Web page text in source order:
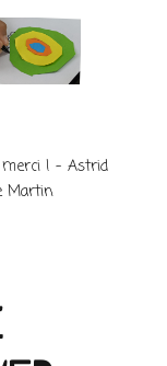
merci ! – Astrid
Martin